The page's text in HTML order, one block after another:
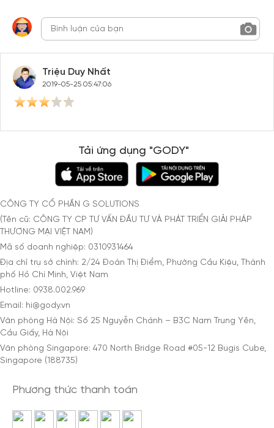
Triệu Duy Nhất
2019-05-25 05:47:06
Tải ứng dụng "GODY"
CÔNG TY CỔ PHẦN G SOLUTIONS
(Tên cũ: CÔNG TY CP TƯ VẤN ĐẦU TƯ VÀ PHÁT TRIỂN GIẢI PHÁP
THƯƠNG MẠI VIỆT NAM)
Mã số doanh nghiệp: 0310931464
Địa chỉ trụ sở chính: 2/24 Đoàn Thị Điểm, Phường Cầu Kiệu, Thành
phố Hồ Chí Minh, Việt Nam
Hotline: 0938.002.969
Email: hi@gody.vn
Văn phòng Hà Nội: Số 25 Nguyễn Chánh – B3C Nam Trung Yên,
Cầu Giấy, Hà Nội
Văn phòng Singapore: 470 North Bridge Road #05-12 Bugis Cube,
Singapore (188735)
Phương thức thanh toán